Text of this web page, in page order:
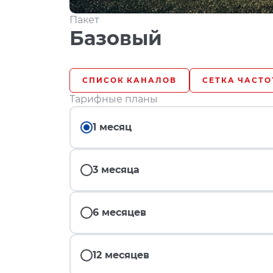
Пакет
Базовый
СПИСОК КАНАЛОВ СЕТКА
Тарифные планы
1 месяц
3 месяца
6 месяцев
12 месяцев